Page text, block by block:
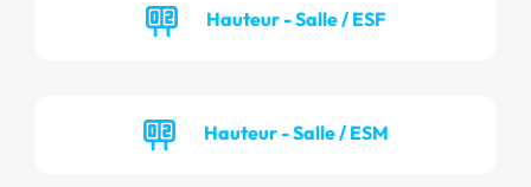
Hauteur - Salle / ESF
Hauteur - Salle / ESM